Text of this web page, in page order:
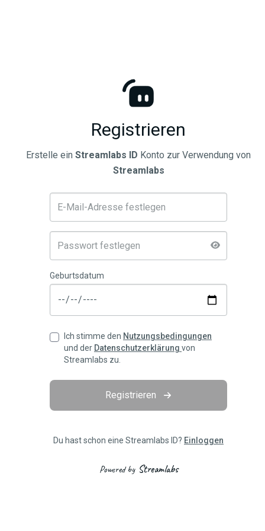
Registrieren
Erstelle ein Streamlabs ID Konto zur Verwendung von
Streamlabs
Geburtsdatum
Ich stimme den Nutzungsbedingungen
und der Datenschutzerklärung von
Streamlabs zu.
Registrieren
Du hast schon eine Streamlabs ID? Einloggen
Powered by Streamlabs